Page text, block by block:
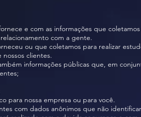
e com as informações que
com a gente.
ou que coletamos para realizar
clientes.
informações públicas que, em
para nossa empresa ou para você.
com dados anônimos que não